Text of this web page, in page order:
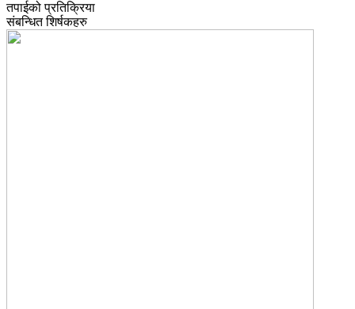
तपाईको प्रतिक्रिया
संबन्धित शिर्षकहरु